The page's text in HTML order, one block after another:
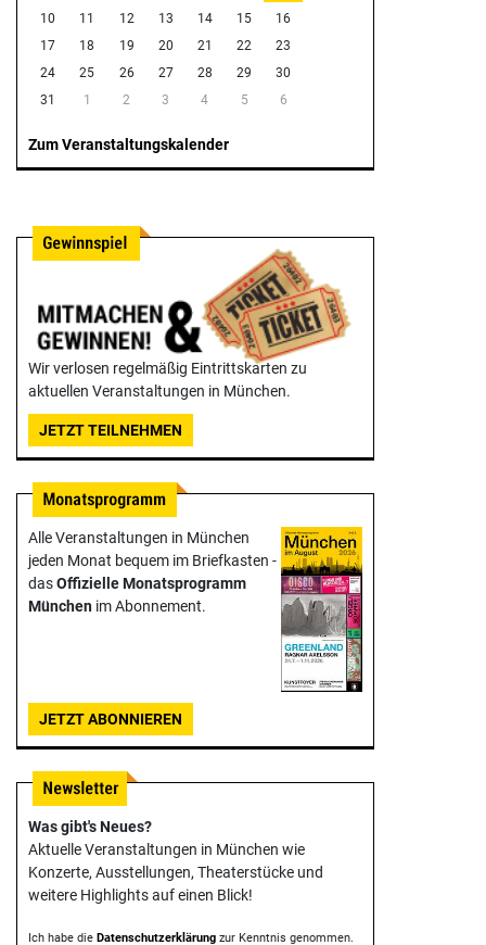
10 11 12 13 14 15
16
17
18 19 20 21 22
23
24
25 26 27 28 29
30
31
1 2 3 4 5 6
Zum Veranstaltungskalender
Wir verlosen regelmäßig Eintrittskarten zu
aktuellen Veranstaltungen in München.
JETZT TEILNEHMEN
Alle Veranstaltungen in München
jeden Monat bequem im Briefkasten -
dasOffizielle Monats­programm
München im Abonnement.
JETZT ABONNIEREN
Was gibt's Neues?
Aktuelle Veranstaltungen in München wie
Konzerte, Ausstellungen, Theater­stücke und
weitere Highlights auf einen Blick!
Ich habe die Datenschutzerklärung zur Kenntnis genommen.